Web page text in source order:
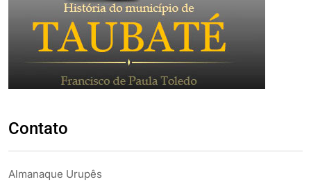
Contato
Almanaque Urupês